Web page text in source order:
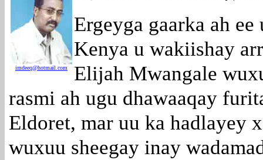
imdeeq@hotmail.com
Ergeyga gaarka ah
Kenya u wakiishay
Elijah Mwangale
rasmi ah ugu dhawaaqay
Eldoret, mar uu ka hadlayey
wuxuu sheegay inay